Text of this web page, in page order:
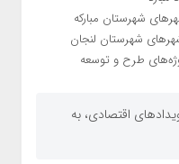
اقتصادی، به